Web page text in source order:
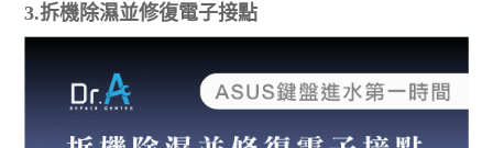
3.拆機除濕並修復電子接點